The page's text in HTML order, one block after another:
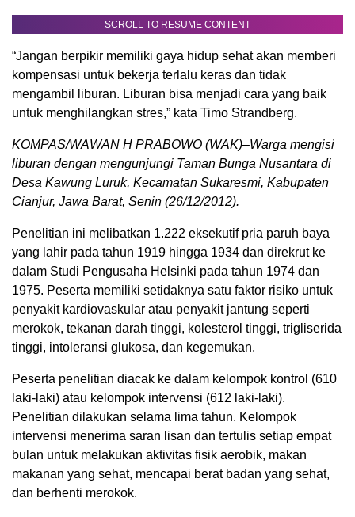
SCROLL TO RESUME CONTENT
“Jangan berpikir memiliki gaya hidup sehat akan memberi
kompensasi untuk bekerja terlalu keras dan tidak
mengambil liburan. Liburan bisa menjadi cara yang baik
untuk menghilangkan stres,” kata Timo Strandberg.
KOMPAS/WAWAN H PRABOWO (WAK)–Warga mengisi
liburan dengan mengunjungi Taman Bunga Nusantara di
Desa Kawung Luruk, Kecamatan Sukaresmi, Kabupaten
Cianjur, Jawa Barat, Senin (26/12/2012).
Penelitian ini melibatkan 1.222 eksekutif pria paruh baya
yang lahir pada tahun 1919 hingga 1934 dan direkrut ke
dalam Studi Pengusaha Helsinki pada tahun 1974 dan
1975. Peserta memiliki setidaknya satu faktor risiko untuk
penyakit kardiovaskular atau penyakit jantung seperti
merokok, tekanan darah tinggi, kolesterol tinggi, trigliserida
tinggi, intoleransi glukosa, dan kegemukan.
Peserta penelitian diacak ke dalam kelompok kontrol (610
laki-laki) atau kelompok intervensi (612 laki-laki).
Penelitian dilakukan selama lima tahun. Kelompok
intervensi menerima saran lisan dan tertulis setiap empat
bulan untuk melakukan aktivitas fisik aerobik, makan
makanan yang sehat, mencapai berat badan yang sehat,
dan berhenti merokok.